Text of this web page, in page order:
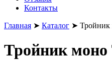
Контакты
Главная ➤ Каталог ➤
Тройник моно